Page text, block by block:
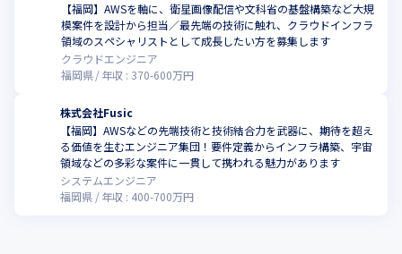
【福岡】AWSを軸に、衛星画像配信や文科省の基盤構築など大規
模案件を設計から担当／最先端の技術に触れ、クラウドインフラ
領域のスペシャリストとして成長したい方を募集します
クラウドエンジニア
福岡県
年収 : 370-600万円
株式会社Fusic
【福岡】AWSなどの先端技術と技術結合力を武器に、期待を超え
る価値を生むエンジニア集団！要件定義からインフラ構築、宇宙
領域などの多彩な案件に一貫して携われる魅力があります
システムエンジニア
福岡県
年収 : 400-700万円